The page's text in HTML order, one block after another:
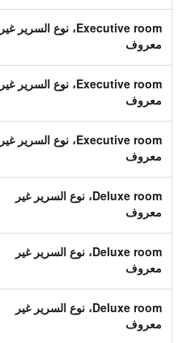
Executive room، نوع السرير غير
معروف
Executive room، نوع السرير غير
معروف
Executive room، نوع السرير غير
معروف
Deluxe room، نوع السرير غير
معروف
Deluxe room، نوع السرير غير
معروف
Deluxe room، نوع السرير غير
معروف